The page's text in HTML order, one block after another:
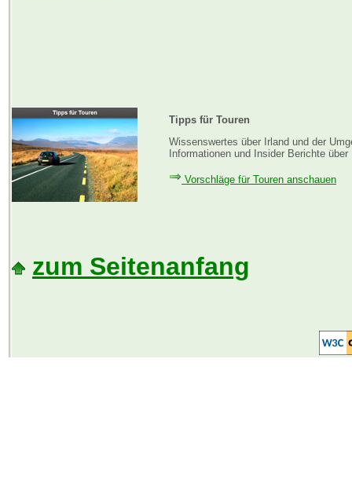
Tipps für Touren
Wissenswertes über Irland und der
Informationen und Insider Berichte
Vorschläge für Touren anschauen
zum Seitenanfang